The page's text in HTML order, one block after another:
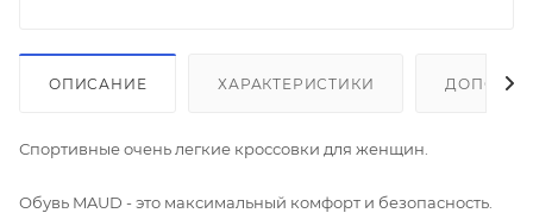
ОПИСАНИЕ ХАРАКТЕРИСТИКИ
Спортивные очень легкие кроссовки для женщин.
Обувь MAUD - это максимальный комфорт и безопасность.